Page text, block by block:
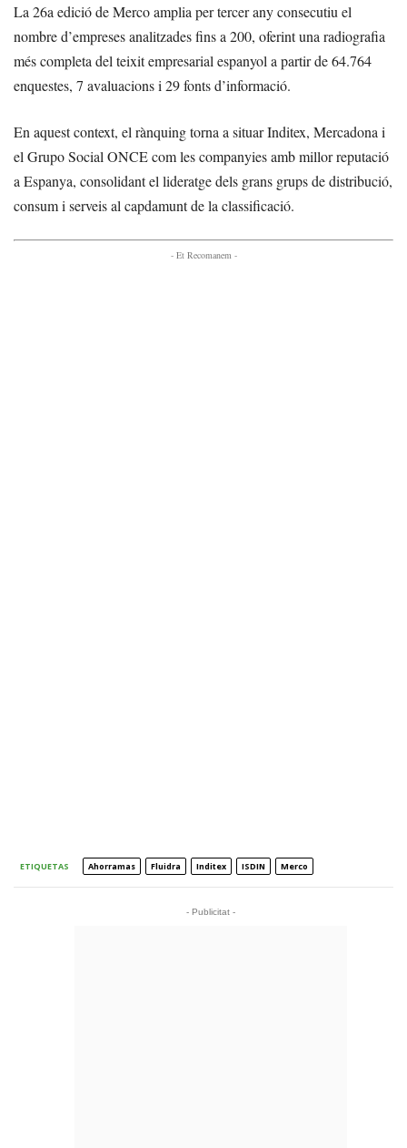
La 26a edició de Merco amplia per tercer any consecutiu el
nombre d’empreses analitzades fins a 200, oferint una radiografia
més completa del teixit empresarial espanyol a partir de 64.764
enquestes, 7 avaluacions i 29 fonts d’informació.
En aquest context, el rànquing torna a situar Inditex, Mercadona i
el Grupo Social ONCE com les companyies amb millor reputació
a Espanya, consolidant el lideratge dels grans grups de distribució,
consum i serveis al capdamunt de la classificació.
- Et Recomanem -
ETIQUETAS Ahorramas Fluidra Inditex ISDIN Merco
- Publicitat -